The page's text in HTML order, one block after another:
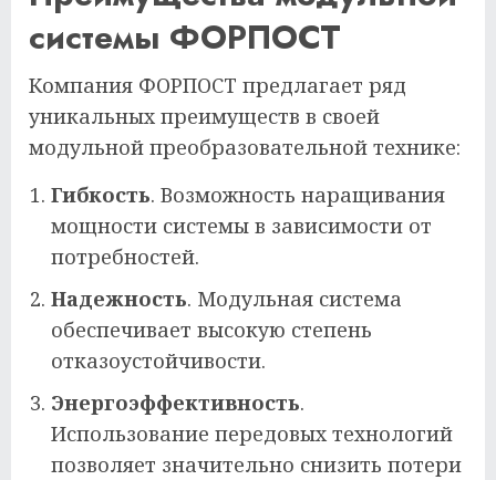
системы ФОРПОСТ
Компания ФОРПОСТ предлагает ряд
уникальных преимуществ в своей
модульной преобразовательной технике:
Гибкость. Возможность наращивания
мощности системы в зависимости от
потребностей.
Надежность. Модульная система
обеспечивает высокую степень
отказоустойчивости.
Энергоэффективность.
Использование передовых технологий
позволяет значительно снизить потери